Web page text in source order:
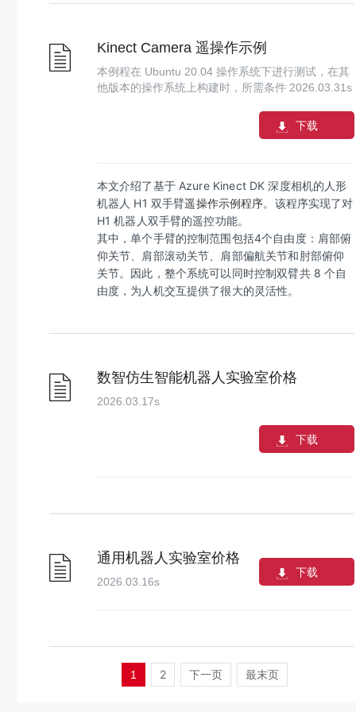
Kinect Camera 遥操作示例
本例程在 Ubuntu 20.04 操作系统下进行测试，在其
他版本的操作系统上构建时，所需条件 2026.03.31s
下载
本文介绍了基于 Azure Kinect DK 深度相机的人形
机器人 H1 双手臂遥操作示例程序。该程序实现了对
H1 机器人双手臂的遥控功能。
其中，单个手臂的控制范围包括4个自由度：肩部俯
仰关节、肩部滚动关节、肩部偏航关节和肘部俯仰
关节。因此，整个系统可以同时控制双臂共 8 个自
由度，为人机交互提供了很大的灵活性。
数智仿生智能机器人实验室价格
2026.03.17s
下载
通用机器人实验室价格
2026.03.16s
下载
1 2 下一页 最末页